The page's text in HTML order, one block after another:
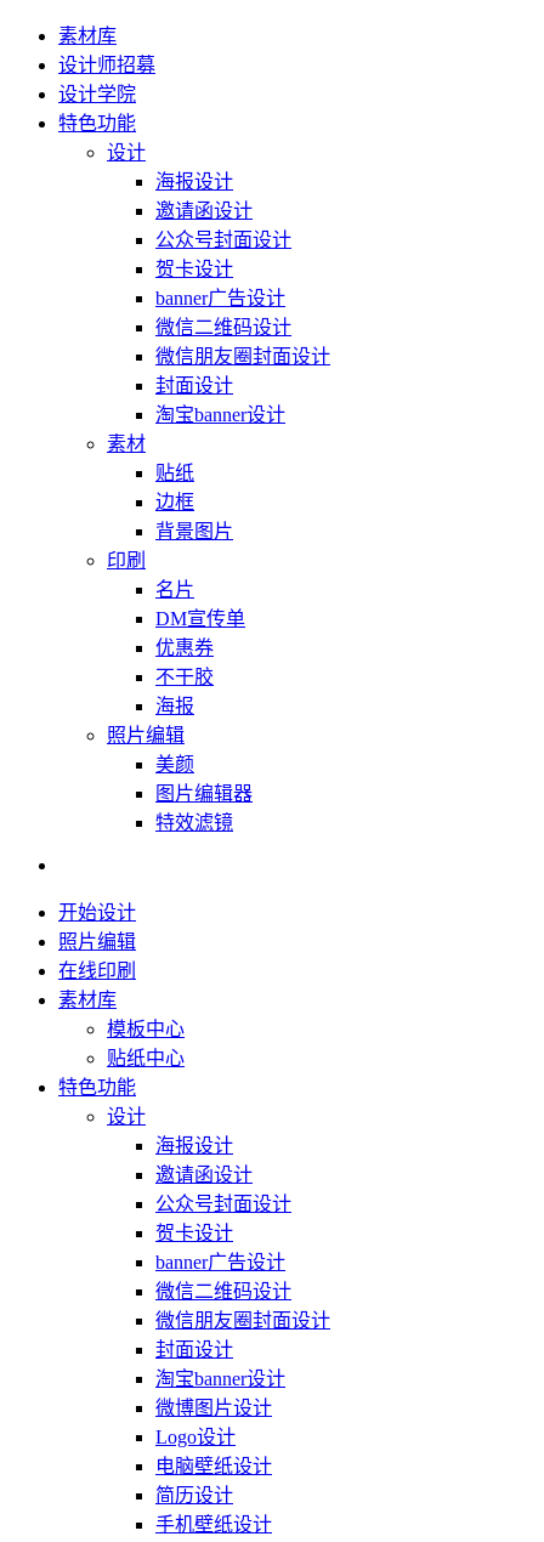
素材库
设计师招募
设计学院
特色功能
设计
海报设计
邀请函设计
公众号封面设计
贺卡设计
banner广告设计
微信二维码设计
微信朋友圈封面设计
封面设计
淘宝banner设计
素材
贴纸
边框
背景图片
印刷
名片
DM宣传单
优惠券
不干胶
海报
照片编辑
美颜
图片编辑器
特效滤镜
开始设计
照片编辑
在线印刷
素材库
模板中心
贴纸中心
特色功能
设计
海报设计
邀请函设计
公众号封面设计
贺卡设计
banner广告设计
微信二维码设计
微信朋友圈封面设计
封面设计
淘宝banner设计
微博图片设计
Logo设计
电脑壁纸设计
简历设计
手机壁纸设计